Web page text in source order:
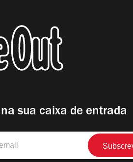
sua caixa de entrada